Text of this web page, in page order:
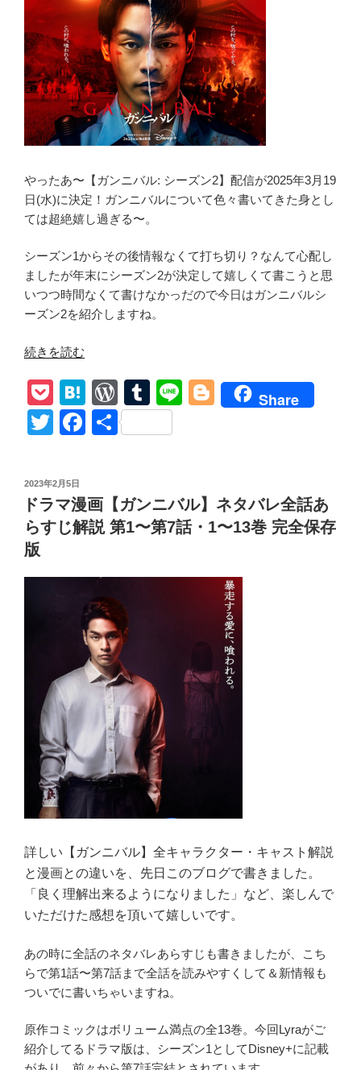
タ
バ
レ
『詳
し
い』
あ
す
じ
解
感
想”
の
k
やったあ〜【ガンニバル: シーズン2】配信が2025年3月19
日(水)に決定！ガンニバルについて色々書いてきた身とし
ては超絶嬉し過ぎる〜。
シーズン1からその後情報なくて打ち切り？なんて心配し
ましたが年末にシーズン2が決定して嬉しくて書こうと思
いつつ時間なくて書けなかっだので今日はガンニバルシ
ーズン2を紹介しますね。
“【ガ
ニ
バ
ル
ズ
ン
2】
放
る！
新
情
報
教
ま
す
Gannibal2”
続きを読む
P
o
ck
H
at
e
a
W
or
d
e
ss
T
u
m
r
Li
Bl
er
Share
T
tt
er
F
e
b
o
k
共
投
稿
日:
2023年2月5日
ドラマ漫画【ガンニバル】ネタバレ全話あ
らすじ解説 第1〜第7話・1〜13巻 完全保存
版
詳しい【ガンニバル】全キャラクター・キャスト解説
と漫画との違いを、先日このブログで書きました。
「良く理解出来るようになりました」など、楽しんで
いただけた感想を頂いて嬉しいです。
あの時に全話のネタバレあらすじも書きましたが、こち
らで第1話〜第7話まで全話を読みやすくして＆新情報も
ついでに書いちゃいますね。
原作コミックはボリューム満点の全13巻。今回Lyraがご
紹介してるドラマ版は、シーズン1としてDisney+に記載